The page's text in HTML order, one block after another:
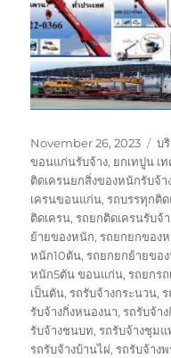
Posted
on
November 26, 2023 บ
ขอนแก่นรับจ้าง, ยกเทปูน เ
ติดเครนยกสิ่งของหนักรับจ้
เครนขอนแก่น,รถบรรทุกติ
ติดเครน,รถยกติดเครนรับจ้า
ย้ายของหนัก,รถยกยกของ
หนัก10ตัน,รถยกยกย้ายขอ
หนัก5ตัน ขอนแก่น,รถยกร
เป็นตัน,รถรับจ้างกระนวน,
รับจ้างกิ่งหนองนา,รถรับจ้า
รับจ้างชนบท,รถรับจ้างชุมแ
รถรับจ้างบ้านไผ่,รถรับจ้าง